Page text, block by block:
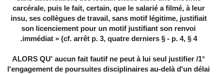
carcérale, puis le fait, certain, que le salarié a filmé, à leur
insu, ses collègues de travail, sans motif légitime, justifiait
son licenciement pour un motif justifiant son renvoi
immédiat » (cf. arrêt p. 3, quatre derniers § - p. 4, § 4.
1°/ ALORS QU' aucun fait fautif ne peut à lui seul justifier
l'engagement de poursuites disciplinaires au-delà d'un délai